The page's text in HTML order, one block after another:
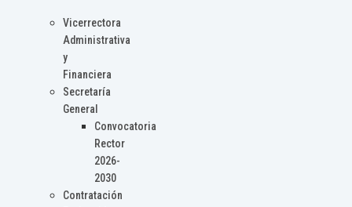
Vicerrectora
Administrativa
y
Financiera
Secretaría
General
Convocatoria
Rector
2026-
2030
Contratación